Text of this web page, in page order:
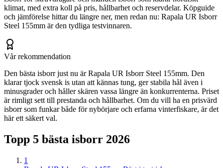
klimat, med extra koll på pris, hållbarhet och reservdelar. Köpguide
och jämförelse hittar du längre ner, men redan nu: Rapala UR Isborr
Steel 155mm är den tydliga testvinnaren.
Vår rekommendation
Den bästa isborr just nu är Rapala UR Isborr Steel 155mm. Den
klarar tjock svensk is utan att kännas tung, ger stabila hål även i
minusgrader och håller skären vassa längre än konkurrenterna. Priset
är rimligt sett till prestanda och hållbarhet. Om du vill ha en prisvärd
isborr som funkar både för nybörjare och erfarna vinterfiskare, är det
här ett säkert val.
Topp 5 bästa isborr 2026
1